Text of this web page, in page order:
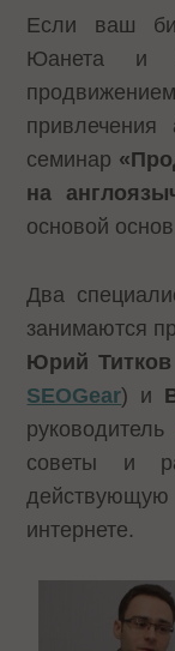
Если ваш
Юанета и
привлечения
семинар
на
основой
Два
занимаются
Юрий Титков
SEOGear) и
руководитель
советы и
интернете.